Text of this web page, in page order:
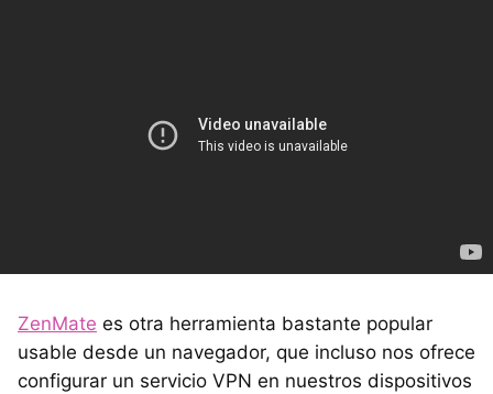
ZenMate es otra herramienta bastante popular
usable desde un navegador, que incluso nos ofrece
configurar un servicio VPN en nuestros dispositivos